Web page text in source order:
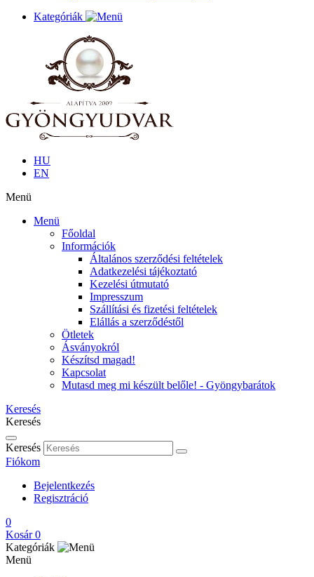
Kategóriák
HU
EN
Menü
Menü
Főoldal
Információk
Általános szerződési feltételek
Adatkezelési tájékoztató
Kezelési útmutató
Impresszum
Szállítási és fizetési feltételek
Elállás a szerződéstől
Ötletek
Ásványokról
Készítsd magad!
Kapcsolat
Mutasd meg mi készült belőle! - Gyöngybarátok
Keresés
Keresés
Keresés
Fiókom
Bejelentkezés
Regisztráció
0
Kosár 0
Kategóriák
Menü